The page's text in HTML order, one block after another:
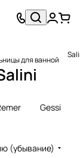
для ванной
Gessi
(убывание)